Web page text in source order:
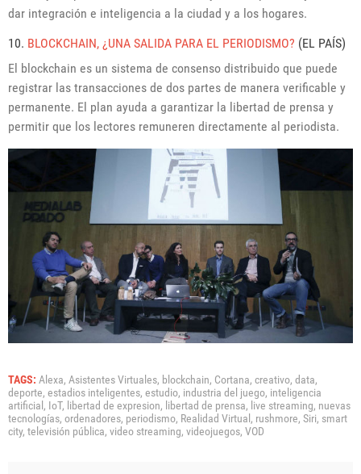
dar integración e inteligencia a la ciudad y a los hogares.
10. BLOCKCHAIN, ¿UNA SALIDA PARA EL PERIODISMO? (EL PAÍS)
El blockchain es un sistema de consenso distribuido que puede
registrar las transacciones de dos partes de manera verificable y
permanente. El plan ayuda a garantizar la libertad de prensa y
permitir que los lectores remuneren directamente al periodista.
TAGS: Alexa, Asistentes Virtuales, blockchain, Cortana, creativo, data,
deporte, estadios inteligentes, estudio, industria del juego, inteligencia
artificial, IoT, libertad de expresion, libertad de prensa, live streaming, nuevas
tecnologías, ordenadores, periodismo, Realidad Virtual, rushmore, Siri, smart
city, televisión pública, video streaming, videojuegos, VOD